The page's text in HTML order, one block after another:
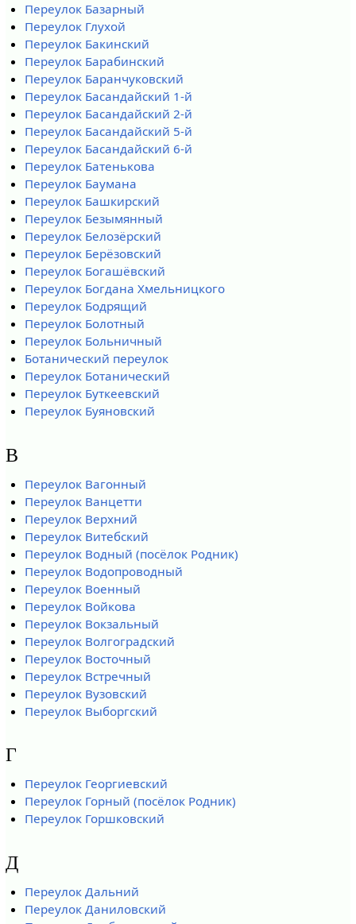
Переулок Базарный
Переулок Глухой
Переулок Бакинский
Переулок Барабинский
Переулок Баранчуковский
Переулок Басандайский 1-й
Переулок Басандайский 2-й
Переулок Басандайский 5-й
Переулок Басандайский 6-й
Переулок Батенькова
Переулок Баумана
Переулок Башкирский
Переулок Безымянный
Переулок Белозёрский
Переулок Берёзовский
Переулок Богашёвский
Переулок Богдана Хмельницкого
Переулок Бодрящий
Переулок Болотный
Переулок Больничный
Ботанический переулок
Переулок Ботанический
Переулок Буткеевский
Переулок Буяновский
В
Переулок Вагонный
Переулок Ванцетти
Переулок Верхний
Переулок Витебский
Переулок Водный (посёлок Родник)
Переулок Водопроводный
Переулок Военный
Переулок Войкова
Переулок Вокзальный
Переулок Волгоградский
Переулок Восточный
Переулок Встречный
Переулок Вузовский
Переулок Выборгский
Г
Переулок Георгиевский
Переулок Горный (посёлок Родник)
Переулок Горшковский
Д
Переулок Дальний
Переулок Даниловский